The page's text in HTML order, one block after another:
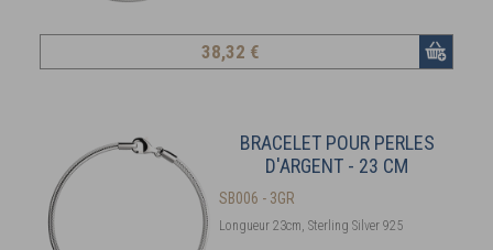
38,32 €
BRACELET POUR PERLES
D'ARGENT - 23 CM
SB006 - 3GR
Longueur 23cm, Sterling Silver 925